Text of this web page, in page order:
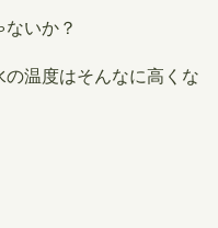
いか？
温度はそんなに高くな